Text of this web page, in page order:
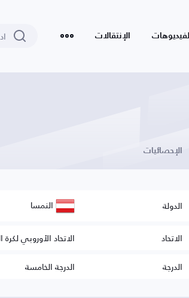
الفيديوهات الإنتقالات
الإحصائيات
الدولة النمسا
الاتحاد
الاتحاد الأوروبي لكرة
الدرجة
الدرجة الخامسة